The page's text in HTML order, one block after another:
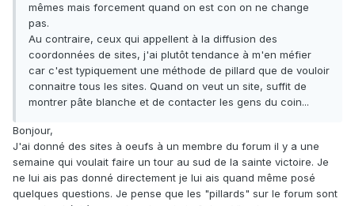
mêmes mais forcement quand on est con on ne change
pas.
Au contraire, ceux qui appellent à la diffusion des
coordonnées de sites, j'ai plutôt tendance à m'en méfier
car c'est typiquement une méthode de pillard que de vouloir
connaitre tous les sites. Quand on veut un site, suffit de
montrer pâte blanche et de contacter les gens du coin...
Bonjour,
J'ai donné des sites à oeufs à un membre du forum il y a une
semaine qui voulait faire un tour au sud de la sainte victoire. Je
ne lui ais pas donné directement je lui ais quand même posé
quelques questions. Je pense que les "pillards" sur le forum sont